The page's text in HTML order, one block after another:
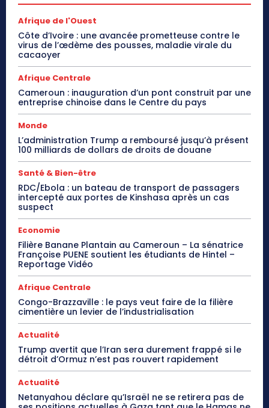
Afrique de l'Ouest
Côte d’Ivoire : une avancée prometteuse contre le
virus de l’œdème des pousses, maladie virale du
cacaoyer
Afrique Centrale
Cameroun : inauguration d’un pont construit par une
entreprise chinoise dans le Centre du pays
Monde
L’administration Trump a remboursé jusqu’à présent
100 milliards de dollars de droits de douane
Santé & Bien-être
RDC/Ebola : un bateau de transport de passagers
intercepté aux portes de Kinshasa après un cas
suspect
Economie
Filière Banane Plantain au Cameroun – La sénatrice
Françoise PUENE soutient les étudiants de Hintel –
Reportage Vidéo
Afrique Centrale
Congo-Brazzaville : le pays veut faire de la filière
cimentière un levier de l’industrialisation
Actualité
Trump avertit que l’Iran sera durement frappé si le
détroit d’Ormuz n’est pas rouvert rapidement
Actualité
Netanyahou déclare qu’Israël ne se retirera pas de